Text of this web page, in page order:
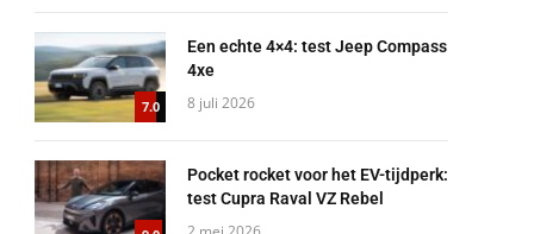
7.0
Een echte 4×4: test Jeep Compass
4xe
8 juli 2026
Pocket rocket voor het EV-tijdperk:
test Cupra Raval VZ Rebel